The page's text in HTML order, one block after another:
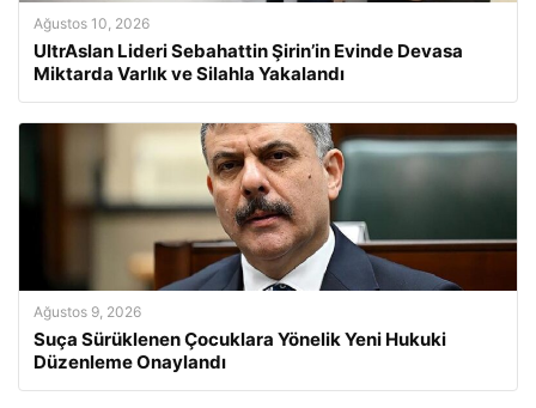
Ağustos 10, 2026
UltrAslan Lideri Sebahattin Şirin’in Evinde Devasa
Miktarda Varlık ve Silahla Yakalandı
Ağustos 9, 2026
Suça Sürüklenen Çocuklara Yönelik Yeni Hukuki
Düzenleme Onaylandı